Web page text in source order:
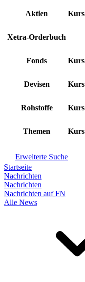
Aktien Kurs
Xetra-Orderbuch
Fonds Kurs
Devisen Kurs
Rohstoffe Kurs
Themen Kurs
Erweiterte Suche
Startseite
Nachrichten
Nachrichten
Nachrichten auf FN
Alle News